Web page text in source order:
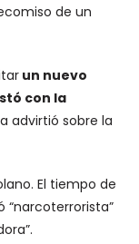
de un
un nuevo
con la
advirtió sobre la
El tiempo de